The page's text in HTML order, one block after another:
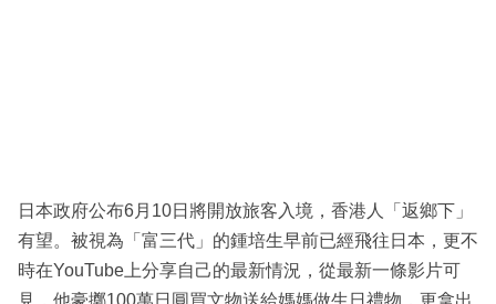
日本政府公布6月10日將開放旅客入境，香港人「返鄉下」
有望。被視為「富三代」的鍾培生早前已經飛往日本，更不
時在YouTube上分享自己的最新情況，從最新一條影片可
見，他豪擲100萬日圓買文物送給媽媽做生日禮物，更拿出